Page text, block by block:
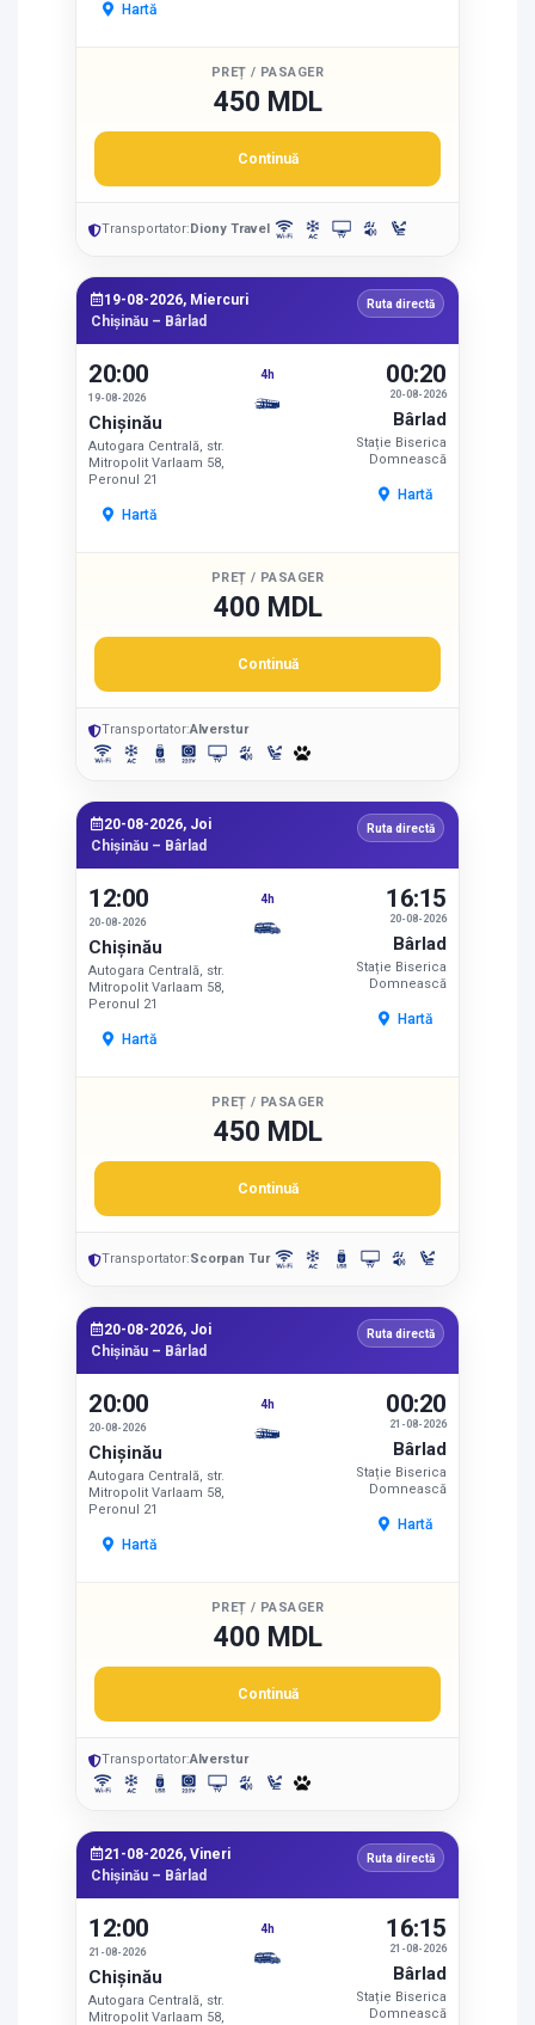
Hartă
PREȚ / PASAGER
450 MDL
Continuă
Transportator:Diony Travel
19-08-2026, Miercuri
Chișinău – Bârlad
Ruta directă
20:00
19-08-2026
Chișinău
Autogara Centrală, str.
Mitropolit Varlaam 58,
Peronul 21
Hartă
4h
20-08-2026
00:20
Bârlad
Stație Biserica
Domnească
Hartă
PREȚ / PASAGER
400 MDL
Continuă
Transportator:Alverstur
20-08-2026, Joi
Chișinău – Bârlad
Ruta directă
12:00
20-08-2026
Chișinău
Autogara Centrală, str.
Mitropolit Varlaam 58,
Peronul 21
Hartă
4h
20-08-2026
16:15
Bârlad
Stație Biserica
Domnească
Hartă
PREȚ / PASAGER
450 MDL
Continuă
Transportator:Scorpan Tur
20-08-2026, Joi
Chișinău – Bârlad
Ruta directă
20:00
20-08-2026
Chișinău
Autogara Centrală, str.
Mitropolit Varlaam 58,
Peronul 21
Hartă
4h
21-08-2026
00:20
Bârlad
Stație Biserica
Domnească
Hartă
PREȚ / PASAGER
400 MDL
Continuă
Transportator:Alverstur
21-08-2026, Vineri
Chișinău – Bârlad
Ruta directă
12:00
21-08-2026
Chișinău
Autogara Centrală, str.
Mitropolit Varlaam 58,
4h
21-08-2026
16:15
Bârlad
Stație Biserica
Domnească